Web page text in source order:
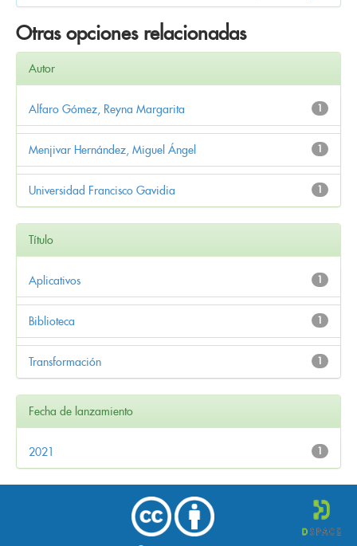
Otras opciones relacionadas
Autor
1
Alfaro Gómez, Reyna Margarita
1
Menjivar Hernández, Miguel Ángel
1
Universidad Francisco Gavidia
Título
1
Aplicativos
1
Biblioteca
1
Transformación
Fecha de lanzamiento
1
2021